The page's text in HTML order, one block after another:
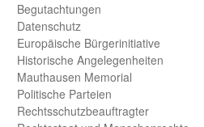
Begut­achtungen
Daten­schutz
Europäische Bürger­initiative
Historische Angelegen­heiten
Mauthausen Memorial
Politische Parteien
Rechts­schutz­beauftragter